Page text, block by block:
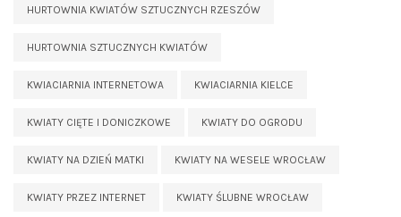
HURTOWNIA KWIATÓW SZTUCZNYCH RZESZÓW
HURTOWNIA SZTUCZNYCH KWIATÓW
KWIACIARNIA INTERNETOWA KWIACIARNIA KIELCE
KWIATY CIĘTE I DONICZKOWE KWIATY DO OGRODU
KWIATY NA DZIEŃ MATKI KWIATY NA WESELE WROCŁAW
KWIATY PRZEZ INTERNET KWIATY ŚLUBNE WROCŁAW